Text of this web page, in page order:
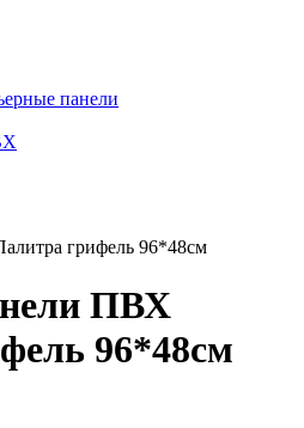
панели
ПВХ
96*48см